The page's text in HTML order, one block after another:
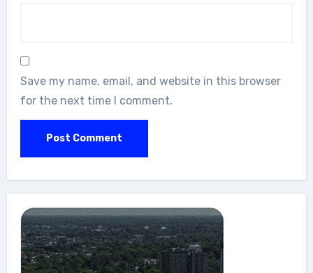
Save my name, email, and website in this browser
for the next time I comment.